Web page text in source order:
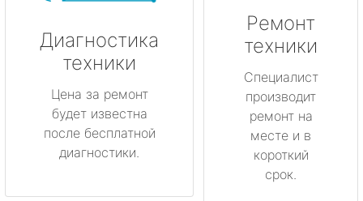
Диагностика
техники
Цена за ремонт
будет известна
после бесплатной
диагностики.
Ремонт
техники
Специалист
производит
ремонт на
месте и в
короткий
срок.